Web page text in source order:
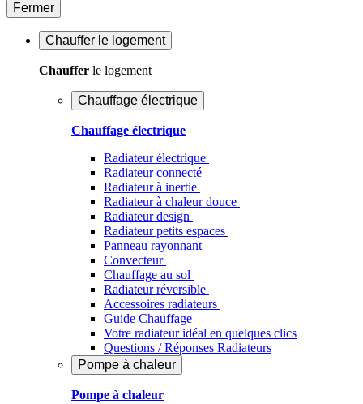
Fermer
Chauffer le logement
Chauffer le logement
Chauffage électrique
Chauffage électrique
Radiateur électrique
Radiateur connecté
Radiateur à inertie
Radiateur à chaleur douce
Radiateur design
Radiateur petits espaces
Panneau rayonnant
Convecteur
Chauffage au sol
Radiateur réversible
Accessoires radiateurs
Guide Chauffage
Votre radiateur idéal en quelques clics
Questions / Réponses Radiateurs
Pompe à chaleur
Pompe à chaleur